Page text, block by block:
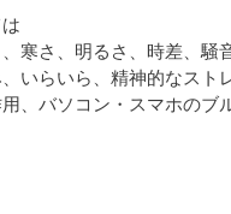
寒さ、明るさ、時差、騒
いらいら、精神的なスト
、バソコン・スマホのブ